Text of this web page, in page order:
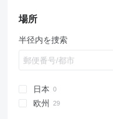
Actros 2546
Actros 2641
Actros 3241
Arocs 3345
Arocs 3545
Atego 1524
Atego 1624
Atego 1729
Atego 1828
Axor 2533
Axor 2540
Axor 2629
Axor 3236
Econic 2629
Econic 2630
Econic 2633
SK 1838
SK 2435
SK 2531
SK 3538
Sprinter 315
Sprinter 316
Sprinter 412
Sprinter 416
Unimog U90
Unimog U318
Unimog U423
Unimog U430
Vario
Vario 614
Vario 615
Vario 818
eActros
eActros 300
Midliner
Midlum
Premium
T-series
場所
半径内を捜索
日本
欧州